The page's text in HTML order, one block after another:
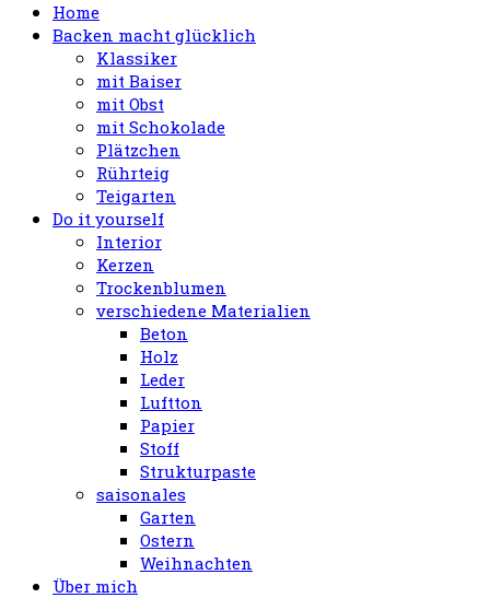
Home
Backen macht glücklich
Klassiker
mit Baiser
mit Obst
mit Schokolade
Plätzchen
Rührteig
Teigarten
Do it yourself
Interior
Kerzen
Trockenblumen
verschiedene Materialien
Beton
Holz
Leder
Luftton
Papier
Stoff
Strukturpaste
saisonales
Garten
Ostern
Weihnachten
Über mich